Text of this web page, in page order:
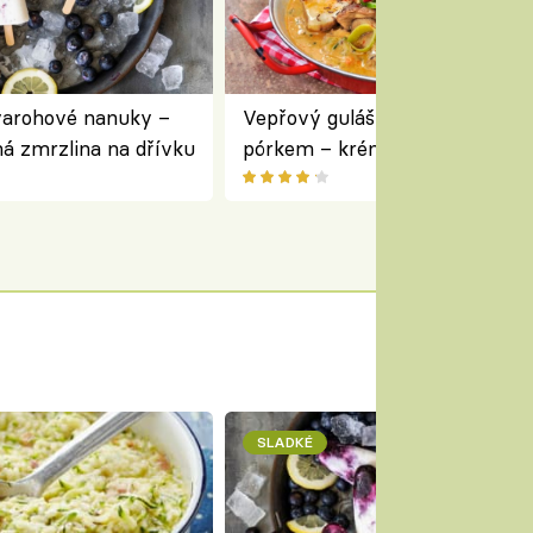
nanuky –
zmrzlina na dřívku
Vepřový guláš s houbami a
pórkem – krémový a voňavý
pokrm z jednoho hrnce
SLADKÉ